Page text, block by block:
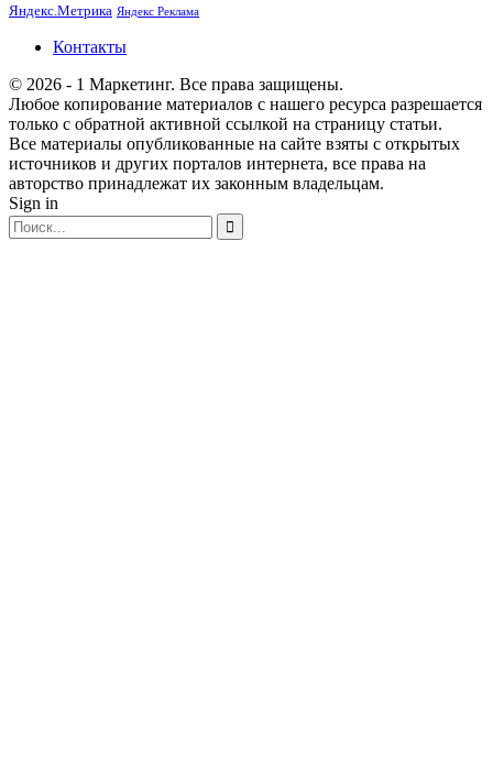
Яндекс.Метрика Яндекс Реклама
Контакты
© 2026 - 1 Маркетинг. Все права защищены.
Любое копирование материалов с нашего ресурса разрешается
только с обратной активной ссылкой на страницу статьи.
Все материалы опубликованные на сайте взяты с открытых
источников и других порталов интернета, все права на
авторство принадлежат их законным владельцам.
Sign in